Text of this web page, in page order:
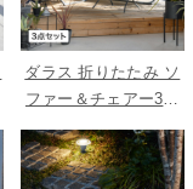
ダラス 折りたたみ ソ
ファー＆チェアー3点
セット